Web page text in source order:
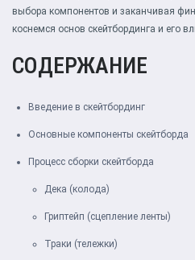
выбора компонентов и заканчивая
коснемся основ скейтбординга и его
СОДЕРЖАНИЕ
Введение в скейтбординг
Основные компоненты скейтборда
Процесс сборки скейтборда
Дека (колода)
Гриптейп (сцепление ленты)
Траки (тележки)